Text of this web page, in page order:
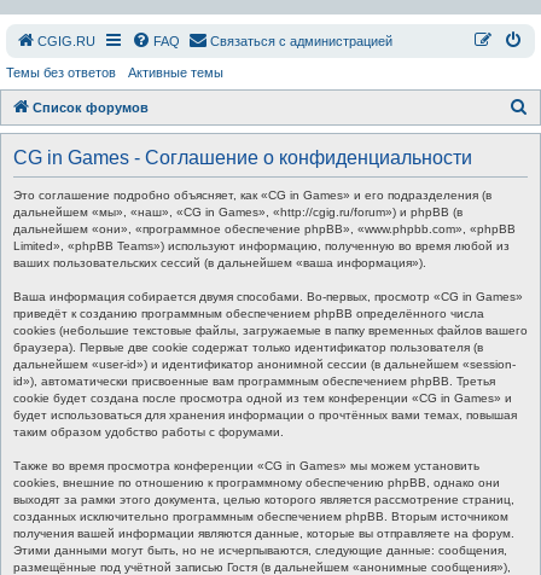
СGIG.RU FAQ Связаться с администрацией
Темы без ответов Активные темы
Список форумов
о
CG in Games - Соглашение о конфиденциальности
Это соглашение подробно объясняет, как «CG in Games» и его подразделения (в
дальнейшем «мы», «наш», «CG in Games», «http://cgig.ru/forum») и phpBB (в
дальнейшем «они», «программное обеспечение phpBB», «www.phpbb.com», «phpBB
Limited», «phpBB Teams») используют информацию, полученную во время любой из
ваших пользовательских сессий (в дальнейшем «ваша информация»).
Ваша информация собирается двумя способами. Во-первых, просмотр «CG in Games»
приведёт к созданию программным обеспечением phpBB определённого числа
cookies (небольшие текстовые файлы, загружаемые в папку временных файлов вашего
браузера). Первые две cookie содержат только идентификатор пользователя (в
дальнейшем «user-id») и идентификатор анонимной сессии (в дальнейшем «session-
id»), автоматически присвоенные вам программным обеспечением phpBB. Третья
cookie будет создана после просмотра одной из тем конференции «CG in Games» и
будет использоваться для хранения информации о прочтённых вами темах, повышая
таким образом удобство работы с форумами.
Также во время просмотра конференции «CG in Games» мы можем установить
cookies, внешние по отношению к программному обеспечению phpBB, однако они
выходят за рамки этого документа, целью которого является рассмотрение страниц,
созданных исключительно программным обеспечением phpBB. Вторым источником
получения вашей информации являются данные, которые вы отправляете на форум.
Этими данными могут быть, но не исчерпываются, следующие данные: сообщения,
размещённые под учётной записью Гостя (в дальнейшем «анонимные сообщения»),